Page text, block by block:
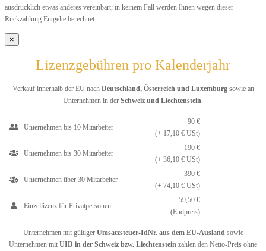
ausdrücklich etwas anderes vereinbart; in keinem Fall werden Ihnen wegen dieser
Rückzahlung Entgelte berechnet.
×
Lizenzgebühren pro Kalenderjahr
Verkauf innerhalb der EU nach Deutschland, Österreich und Luxemburgsowie an
Unternehmen in der Schweiz und Liechtenstein
Unternehmen bis 10 Mitarbeiter
90 €
(+ 17,10 € USt)
Unternehmen bis 30 Mitarbeiter
190 €
(+ 36,10 € USt)
Unternehmen über 30 Mitarbeiter
390 €
(+ 74,10 € USt)
Einzellizenz für Privatpersonen
59,50 €
(Endpreis)
Unternehmen mit gültiger Umsatzsteuer-IdNr. aus dem EU-Ausland sowie
Unternehmen mit UID in der Schweiz bzw. Liechtenstein zahlen den Netto-Preis ohne